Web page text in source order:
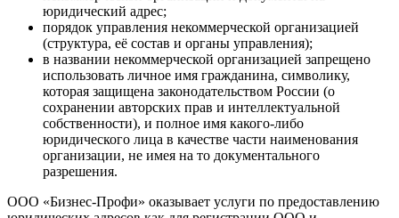
юридический адрес;
порядок управления некоммерческой организацией
(структура, её состав и органы управления);
в названии некоммерческой организацией запрещено
использовать личное имя гражданина, символику,
которая защищена законодательством России (о
сохранении авторских прав и интеллектуальной
собственности), и полное имя какого-либо
юридического лица в качестве части наименования
организации, не имея на то документального
разрешения.
ООО «Бизнес-Профи» оказывает услуги по предоставлению